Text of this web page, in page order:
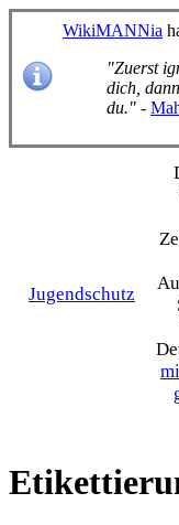
WikiMANNia
"Zuerst
dich,
du." -
Jugendschutz